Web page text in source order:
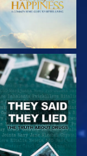
СМОТРЕТЬ